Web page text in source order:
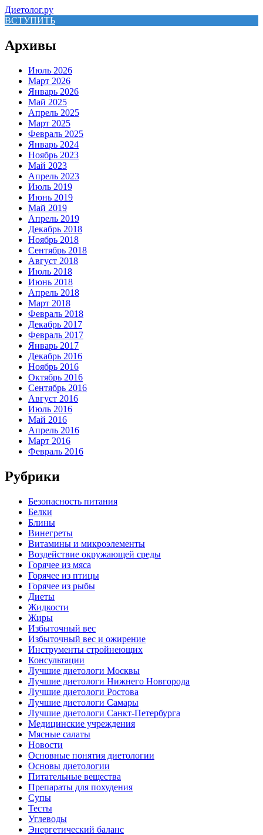
Диетолог.ру
ВСТУПИТЬ
Архивы
Июль 2026
Март 2026
Январь 2026
Май 2025
Апрель 2025
Март 2025
Февраль 2025
Январь 2024
Ноябрь 2023
Май 2023
Апрель 2023
Июль 2019
Июнь 2019
Май 2019
Апрель 2019
Декабрь 2018
Ноябрь 2018
Сентябрь 2018
Август 2018
Июль 2018
Июнь 2018
Апрель 2018
Март 2018
Февраль 2018
Декабрь 2017
Февраль 2017
Январь 2017
Декабрь 2016
Ноябрь 2016
Октябрь 2016
Сентябрь 2016
Август 2016
Июль 2016
Май 2016
Апрель 2016
Март 2016
Февраль 2016
Рубрики
Безопасность питания
Белки
Блины
Винегреты
Витамины и микроэлементы
Воздействие окружающей среды
Горячее из мяса
Горячее из птицы
Горячее из рыбы
Диеты
Жидкости
Жиры
Избыточный вес
Избыточный вес и ожирение
Инструменты стройнеющих
Консультации
Лучшие диетологи Москвы
Лучшие диетологи Нижнего Новгорода
Лучшие диетологи Ростова
Лучшие диетологи Самары
Лучшие диетологи Санкт-Петербурга
Медицинские учреждения
Мясные салаты
Новости
Основные понятия диетологии
Основы диетологии
Питательные вещества
Препараты для похудения
Супы
Тесты
Углеводы
Энергетический баланс